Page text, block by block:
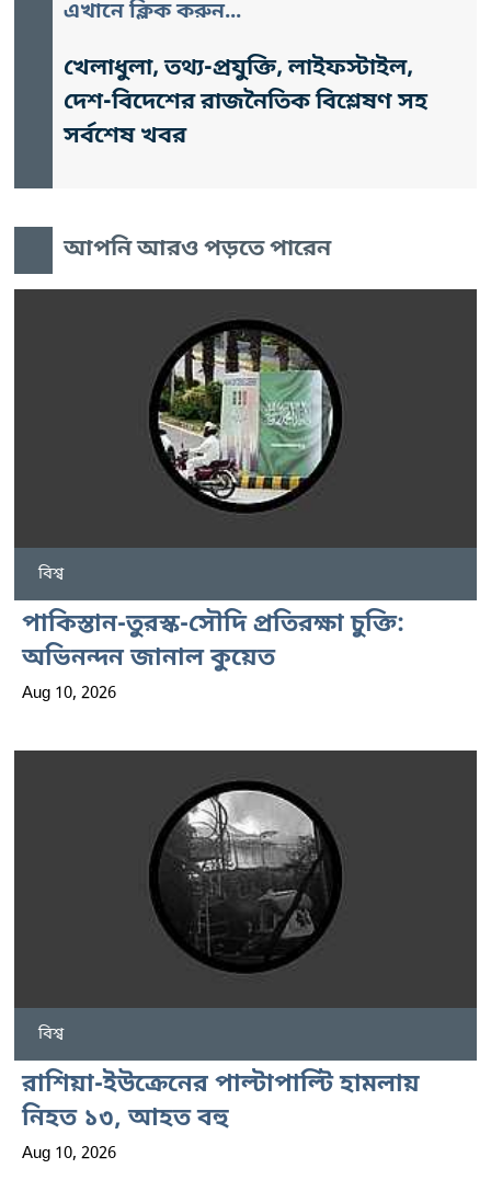
এখানে ক্লিক করুন...
খেলাধুলা, তথ্য-প্রযুক্তি, লাইফস্টাইল,
দেশ-বিদেশের রাজনৈতিক বিশ্লেষণ সহ
সর্বশেষ খবর
আপনি আরও পড়তে পারেন
বিশ্ব
পাকিস্তান-তুরস্ক-সৌদি প্রতিরক্ষা চুক্তি:
অভিনন্দন জানাল কুয়েত
Aug 10, 2026
বিশ্ব
রাশিয়া-ইউক্রেনের পাল্টাপাল্টি হামলায়
নিহত ১৩, আহত বহু
Aug 10, 2026